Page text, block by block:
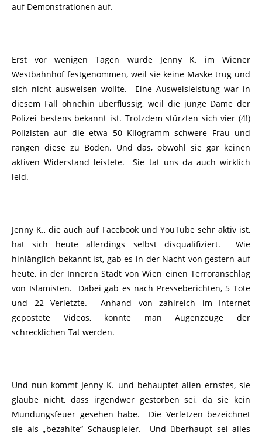
auf Demonstrationen auf.
Erst vor wenigen Tagen wurde Jenny K. im Wiener
Westbahnhof festgenommen, weil sie keine Maske trug und
sich nicht ausweisen wollte. Eine Ausweisleistung war in
diesem Fall ohnehin überflüssig, weil die junge Dame der
Polizei bestens bekannt ist. Trotzdem stürzten sich vier (4!)
Polizisten auf die etwa 50 Kilogramm schwere Frau und
rangen diese zu Boden. Und das, obwohl sie gar keinen
aktiven Widerstand leistete. Sie tat uns da auch wirklich
leid.
Jenny K., die auch auf Facebook und YouTube sehr aktiv ist,
hat sich heute allerdings selbst disqualifiziert. Wie
hinlänglich bekannt ist, gab es in der Nacht von gestern auf
heute, in der Inneren Stadt von Wien einen Terroranschlag
von Islamisten. Dabei gab es nach Presseberichten, 5 Tote
und 22 Verletzte. Anhand von zahlreich im Internet
gepostete Videos, konnte man Augenzeuge der
schrecklichen Tat werden.
Und nun kommt Jenny K. und behauptet allen ernstes, sie
glaube nicht, dass irgendwer gestorben sei, da sie kein
Mündungsfeuer gesehen habe. Die Verletzen bezeichnet
sie als „bezahlte“ Schauspieler. Und überhaupt sei alles